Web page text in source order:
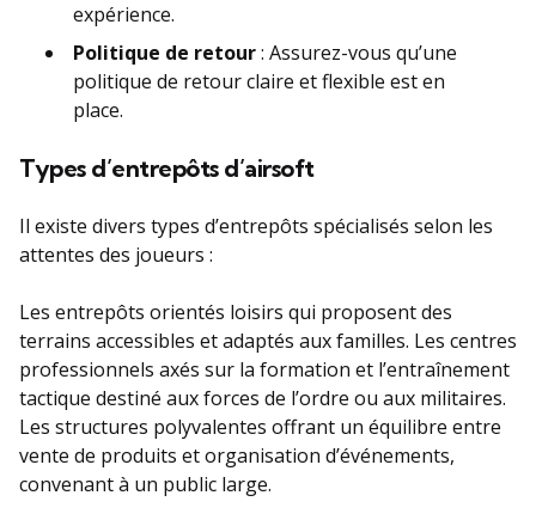
expérience.
Politique de retour: Assurez-vous qu’une
politique de retour claire et flexible est en
place.
Types d’entrepôts d’airsoft
Il existe divers types d’entrepôts spécialisés selon les
attentes des joueurs :
Les entrepôts orientés loisirs qui proposent des
terrains accessibles et adaptés aux familles. Les centres
professionnels axés sur la formation et l’entraînement
tactique destiné aux forces de l’ordre ou aux militaires.
Les structures polyvalentes offrant un équilibre entre
vente de produits et organisation d’événements,
convenant à un public large.